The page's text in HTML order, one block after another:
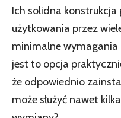
Ich solidna
użytkowania przez
minimalne wymagania
jest to opcja
że odpowiednio
może służyć nawet